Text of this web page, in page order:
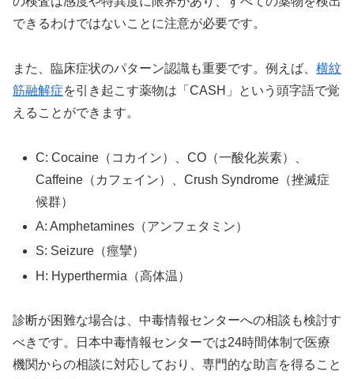
できるわけではないことに注意が必要です。
また、臨床症状のパターン認識も重要です。例えば、 横紋
筋融解症を引き起こす薬物は「CASH」という頭字語で覚
えることができます。
C: Cocaine（コカイン）、CO（一酸化炭素）、
Caffeine（カフェイン）、Crush Syndrome（挫滅症
候群）
A: Amphetamines（アンフェタミン）
S: Seizure（痙攣）
H: Hyperthermia（高体温）
診断が困難な場合は、中毒情報センターへの相談も検討す
べきです。日本中毒情報センターでは24時間体制で医療
機関からの相談に対応しており、専門的な助言を得ること